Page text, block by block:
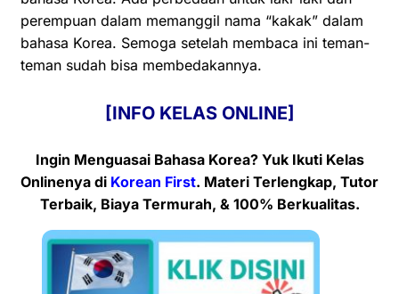
perempuan dalam memanggil nama “kakak” dalam
bahasa Korea. Semoga setelah membaca ini teman-
teman sudah bisa membedakannya.
[INFO KELAS ONLINE]
Ingin Menguasai Bahasa Korea? Yuk Ikuti Kelas
Onlinenya di Korean First. Materi Terlengkap, Tutor
Terbaik, Biaya Termurah, & 100% Berkualitas.